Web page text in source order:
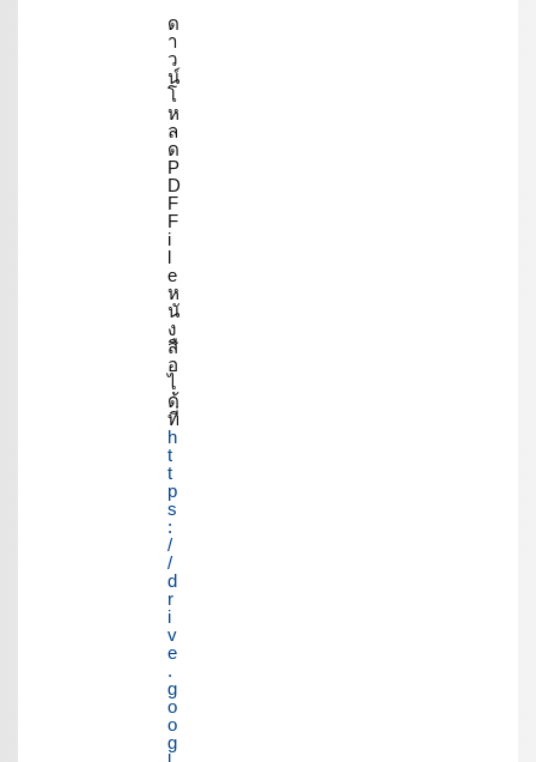
ด
า
ว
น์
โ
ห
ล
ด
P
D
F
F
i
l
e
ห
นั
ง
สื
อ
ไ
ด้
ที่
h
t
t
p
s
:
/
/
d
r
i
v
e
.
g
o
o
g